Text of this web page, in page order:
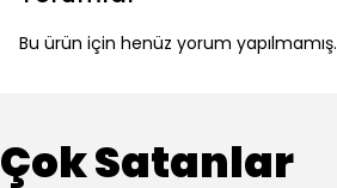
Bu ürün için henüz yorum yapılmamış.
Çok Satanlar